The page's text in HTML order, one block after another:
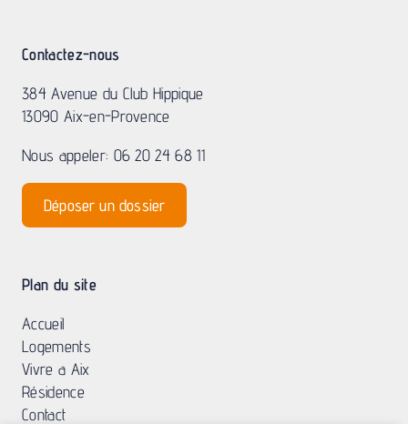
Contactez-nous
384 Avenue du Club Hippique
13090 Aix-en-Provence
Nous appeler: 06 20 24 68 11
Déposer un dossier
Plan du site
Accueil
Logements
Vivre a Aix
Résidence
Contact